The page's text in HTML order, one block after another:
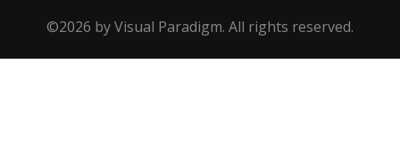
©2026 by Visual Paradigm. All rights reserved.